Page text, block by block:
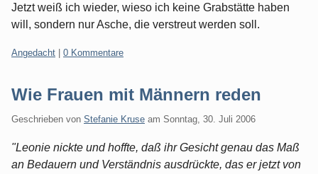
Jetzt weiß ich wieder, wieso ich keine Grabstätte haben
will, sondern nur Asche, die verstreut werden soll.
Kategorien:
Angedacht 0 Kommentare
Wie Frauen mit Männern reden
Geschrieben von Stefanie Kruse am Sonntag, 30. Juli 2006
"Leonie nickte und hoffte, daß ihr Gesicht genau das Maß
an Bedauern und Verständnis ausdrückte, das er jetzt von